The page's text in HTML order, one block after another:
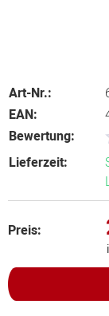
Art-Nr.:
EAN:
Bewertung:
Lieferzeit:
Preis: